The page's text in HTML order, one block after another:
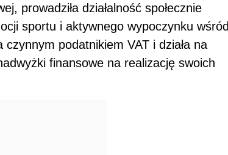
prowadziła działalność społecznie
sportu i aktywnego wypoczynku wśród
podatnikiem VAT i działa na
finansowe na realizację swoich